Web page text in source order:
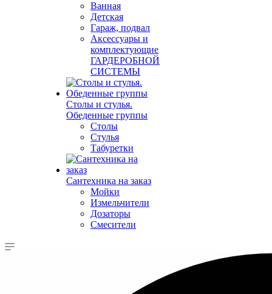
Ванная
Детская
Гараж, подвал
Аксессуары и
комплектующие
ГАРДЕРОБНОЙ
СИСТЕМЫ
Столы и стулья.
Обеденные группы
Столы
Стулья
Табуретки
Сантехника на заказ
Мойки
Измельчители
Дозаторы
Смесители